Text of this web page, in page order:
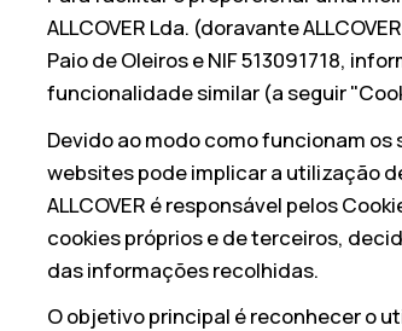
ALLCOVER Lda. (doravante
Paio de Oleiros e NIF 513091718,
funcionalidade similar (a seguir
Devido ao modo como funcionam
websites pode implicar a utilização
ALLCOVER é responsável pelos
cookies próprios e de terceiros,
das informações recolhidas.
O objetivo principal é reconhecer o